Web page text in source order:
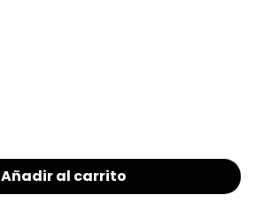
Añadir al carrito